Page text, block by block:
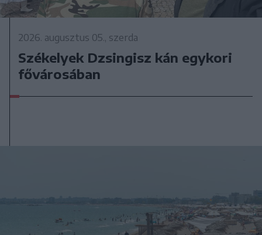
2026. augusztus 05., szerda
Székelyek Dzsingisz kán egykori
fővárosában